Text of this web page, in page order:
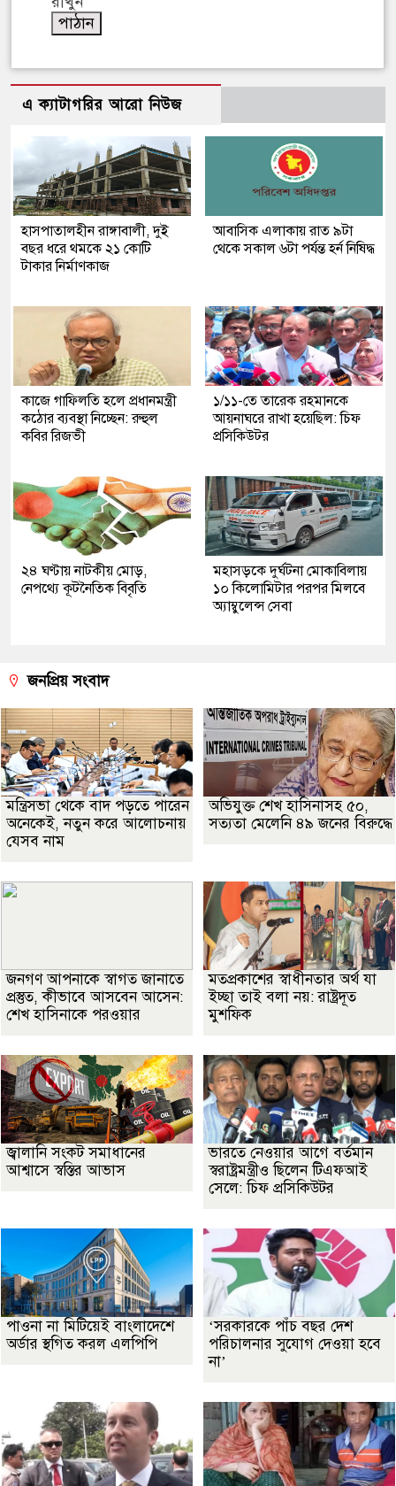
এ ক্যাটাগরির আরো নিউজ
হাসপাতালহীন রাঙ্গাবালী, দুই
বছর ধরে থমকে ২১ কোটি
টাকার নির্মাণকাজ
আবাসিক এলাকায় রাত ৯টা
থেকে সকাল ৬টা পর্যন্ত হর্ন নিষিদ্ধ
কাজে গাফিলতি হলে প্রধানমন্ত্রী
কঠোর ব্যবস্থা নিচ্ছেন: রুহুল
কবির রিজভী
১/১১-তে তারেক রহমানকে
আয়নাঘরে রাখা হয়েছিল: চিফ
প্রসিকিউটর
২৪ ঘণ্টায় নাটকীয় মোড়,
নেপথ্যে কূটনৈতিক বিবৃতি
মহাসড়কে দুর্ঘটনা মোকাবিলায়
১০ কিলোমিটার পরপর মিলবে
অ্যাম্বুলেন্স সেবা
জনপ্রিয় সংবাদ
মন্ত্রিসভা থেকে বাদ পড়তে পারেন
অনেকেই, নতুন করে আলোচনায়
যেসব নাম
অভিযুক্ত শেখ হাসিনাসহ ৫০,
সত্যতা মেলেনি ৪৯ জনের বিরুদ্ধে
জনগণ আপনাকে স্বাগত জানাতে
প্রস্তুত, কীভাবে আসবেন আসেন:
শেখ হাসিনাকে পরওয়ার
মতপ্রকাশের স্বাধীনতার অর্থ যা
ইচ্ছা তাই বলা নয়: রাষ্ট্রদূত
মুশফিক
জ্বালানি সংকট সমাধানের
আশ্বাসে স্বস্তির আভাস
ভারতে নেওয়ার আগে বর্তমান
স্বরাষ্ট্রমন্ত্রীও ছিলেন টিএফআই
সেলে: চিফ প্রসিকিউটর
পাওনা না মিটিয়েই বাংলাদেশে
অর্ডার স্থগিত করল এলপিপি
‘সরকারকে পাঁচ বছর দেশ
পরিচালনার সুযোগ দেওয়া হবে
না’